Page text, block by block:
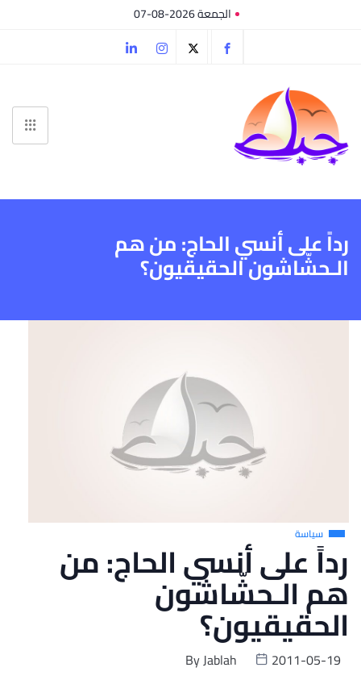
الجمعة 2026-08-07
رداً على أنسي الحاج: من هم
الـحشّاشون الحقيقيون؟
سياسة
رداً على أنسي الحاج: من
هم الـحشّاشون
الحقيقيون؟
ByJablah
2011-05-19